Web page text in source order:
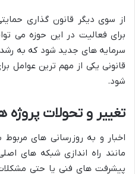
از سوی دیگر قانون گذاری
برای فعالیت در این حوزه می
سرمایه های جدید شود که به
قانونی یکی از مهم ترین عوامل
شود.
تغییر و تحولات پروژه
اخبار و به روزرسانی های
پیشرفت های فنی یا حتی